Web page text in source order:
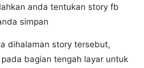
anda tentukan story fb
simpan
dihalaman story tersebut,
bagian tengah layar untuk